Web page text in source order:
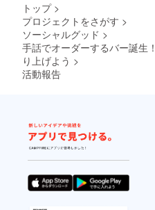
トップ >
プロジェクトをさがす >
ソーシャルグッド >
手話でオーダーするバー誕生
り上げよう >
活動報告